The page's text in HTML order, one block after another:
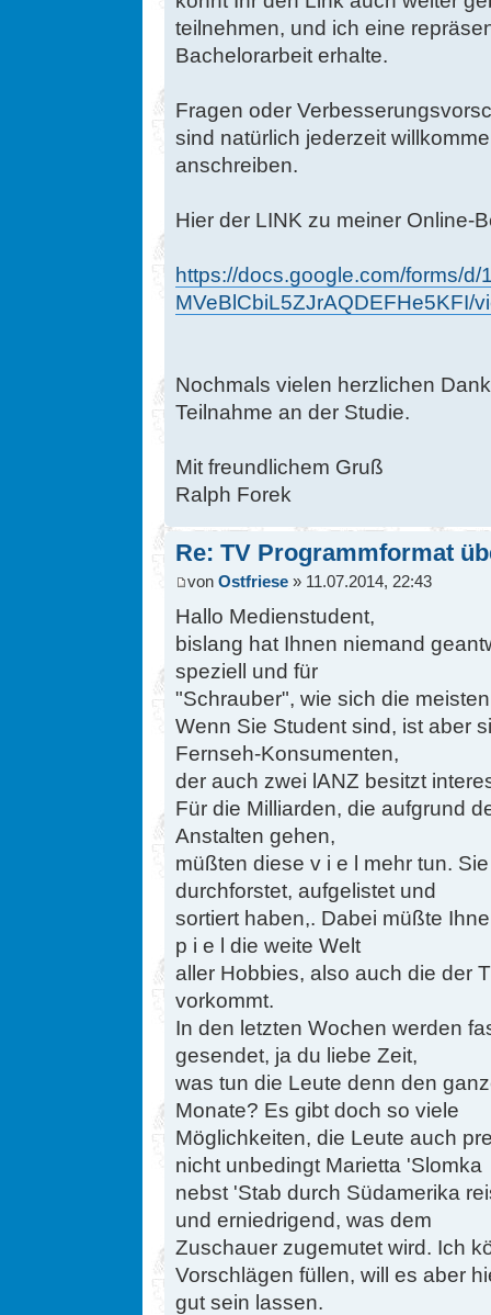
teilnehmen, und ich eine
Bachelorarbeit erhalte.
Fragen oder
sind natürlich jederzeit
anschreiben.
Hier der LINK zu meiner Online-
https://docs.google.com/forms/
MVeBlCbiL5ZJrAQDEFHe5KFI/
Nochmals vielen herzlichen
Teilnahme an der Studie.
Mit freundlichem Gruß
Ralph Forek
Re: TV Programmformat
von Ostfriese » 11.07.2014, 22:43
Hallo Medienstudent,
bislang hat Ihnen niemand
speziell und für
"Schrauber", wie sich die
Wenn Sie Student sind, ist aber
Fernseh-Konsumenten,
der auch zwei lANZ besitzt
Für die Milliarden, die aufgrund
Anstalten gehen,
müßten diese v i e l mehr tun.
durchforstet, aufgelistet und
sortiert haben,. Dabei müßte
p i e l die weite Welt
aller Hobbies, also auch die der
vorkommt.
In den letzten Wochen werden
gesendet, ja du liebe Zeit,
was tun die Leute denn den
Monate? Es gibt doch so viele
Möglichkeiten, die Leute auch
nicht unbedingt Marietta 'Slomka
nebst 'Stab durch Südamerika
und erniedrigend, was dem
Zuschauer zugemutet wird. Ich
Vorschlägen füllen, will es aber
gut sein lassen.